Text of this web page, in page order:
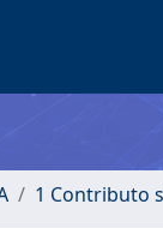
1 Contributo